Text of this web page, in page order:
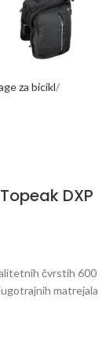
za bicikl
DXP
čvrstih 600
matrejala